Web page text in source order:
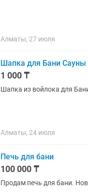
Алматы, 27 июля
Шапка для Бани Сауны
1 000 ₸
Шапка из войлока для
Алматы, 24 июля
Печь для бани
100 000 ₸
Продам печь для бани.